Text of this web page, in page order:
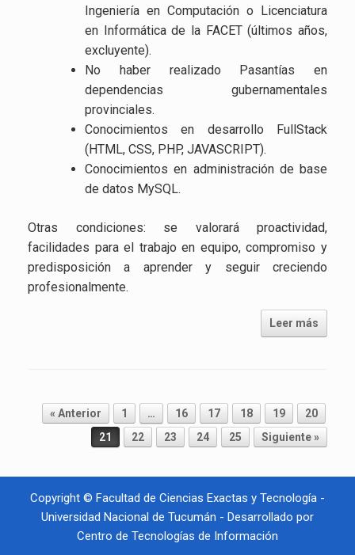
Ingeniería en Computación o Licenciatura
en Informática de la FACET (últimos años,
excluyente).
No haber realizado Pasantías en
dependencias gubernamentales
provinciales.
Conocimientos en desarrollo FullStack
(HTML, CSS, PHP, JAVASCRIPT).
Conocimientos en administración de base
de datos MySQL.
Otras condiciones: se valorará proactividad,
facilidades para el trabajo en equipo, compromiso y
predisposición a aprender y seguir creciendo
profesionalmente.
Leer más
Navegador de artículos
« Anterior 1 … 16 17 18 19
20
21
22 23 24 25 Siguiente »
Copyright © Facultad de Ciencias Exactas y Tecnología -
Universidad Nacional de Tucumán - Desarrollado por
Centro de Tecnologías de Información